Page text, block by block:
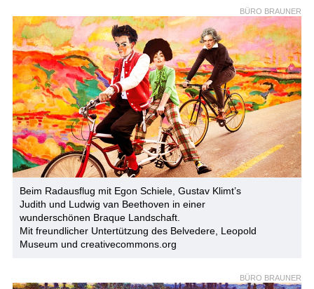
Beim Radausflug mit Egon Schiele, Gustav Klimt’s
Judith und Ludwig van Beethoven in einer
wunderschönen Braque Landschaft.
Mit freundlicher Untertützung des Belvedere, Leopold
Museum und creativecommons.org
BÜRO BRAUNER
BÜRO BRAUNER